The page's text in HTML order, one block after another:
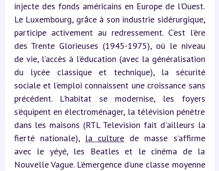
injecte des fonds américains en Europe de l’Ouest.
Le Luxembourg, grâce à son industrie sidérurgique,
participe activement au redressement. C’est l’ère
des Trente Glorieuses (1945-1975), où le niveau
de vie, l’accès à l’éducation (avec la généralisation
du lycée classique et technique), la sécurité
sociale et l’emploi connaissent une croissance sans
précédent. L’habitat se modernise, les foyers
s’équipent en électroménager, la télévision pénètre
dans les maisons (RTL Television fait d'ailleurs la
fierté nationale), la culture de masse s’affirme
avec le yéyé, les Beatles et le cinéma de la
Nouvelle Vague. L’émergence d’une classe moyenne